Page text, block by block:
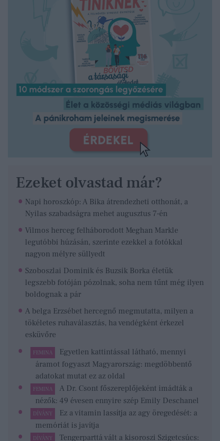
süllyedt
Ezeket olvastad már?
Napi horoszkóp: A Bika átrendezheti otthonát, a
Nyilas szabadságra mehet augusztus 7-én
Vilmos herceg felháborodott Meghan Markle
legutóbbi húzásán, szerinte ezekkel a fotókkal
nagyon mélyre süllyedt
Szoboszlai Dominik és Buzsik Borka életük
legszebb fotóján pózolnak, soha nem tűnt még ilyen
boldognak a pár
A belga Erzsébet hercegnő megmutatta, milyen a
tökéletes ruhaválasztás, ha vendégként érkezel
esküvőre
FEMINA
Egyetlen kattintással látható, mennyi
áramot fogyaszt Magyarország: megdöbbentő
adatokat mutat ez az oldal
FEMINA
A Dr. Csont főszereplőjeként imádták a
nézők: 49 évesen ennyire szép Emily Deschanel
DÍVÁNY
Ez a vitamin lassítja az agy öregedését: a
memóriát is javítja
DÍVÁNY Tengerparttá vált a kisoroszi Szigetcsúcs: